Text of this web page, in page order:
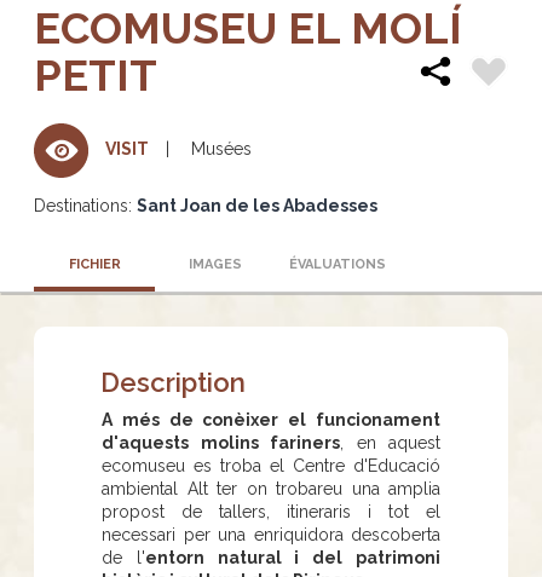
ECOMUSEU EL MOLÍ
PETIT
VISIT Musées
Destinations: Sant Joan de les Abadesses
FICHIER IMAGES ÉVALUATIONS
Description
A més de conèixer el funcionament
d'aquests molins fariners , en aquest
ecomuseu es troba el Centre d'Educació
ambiental Alt ter on trobareu una amplia
propost de tallers, itineraris i tot el
necessari per una enriquidora descoberta
de l'entorn natural i del patrimoni